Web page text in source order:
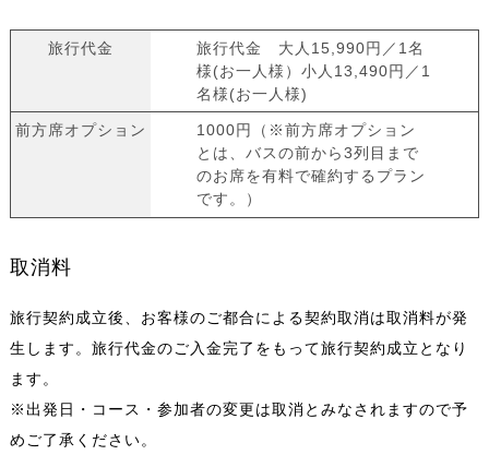
旅行代金
旅行代金 大人15,990円／1名
様(お一人様）小人13,490円／1
名様(お一人様)
前方席オプション
1000円（※前方席オプション
とは、バスの前から3列目まで
のお席を有料で確約するプラン
です。）
取消料
旅行契約成立後、お客様のご都合による契約取消は取消料が発
生します。旅行代金のご入金完了をもって旅行契約成立となり
ます。
※出発日・コース・参加者の変更は取消とみなされますので予
めご了承ください。